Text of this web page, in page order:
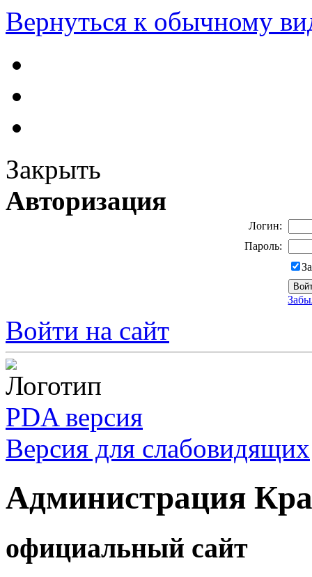
Вернуться к обычному
Закрыть
Авторизация
Логин:
Пароль:
Войти на сайт
PDA версия
Версия для слабовидящих
Администрация
официальный сайт